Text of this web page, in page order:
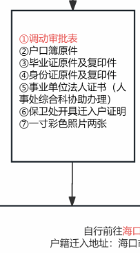
户手续。
移
以自愿为原则，可
手续，可根据不